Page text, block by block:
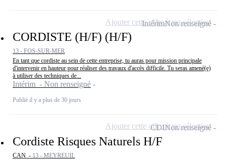
CORDISTE (H/F) (H/F)
13 - FOS-SUR-MER
En tant que cordiste au sein de cette entreprise, tu auras pour mission principale
d'intervenir en hauteur pour réaliser des travaux d'accès difficile. Tu seras amené(e)
à utiliser des techniques de...
Intérim - Non renseigné
Publié il y a plus de 30 jours
IntérimNon renseigné
Ajouter cette offre à ma sélection
Cordiste Risques Naturels H/F
CAN - 13 - MEYREUIL
CDINon renseigné
Ajouter cette offre à ma sélection